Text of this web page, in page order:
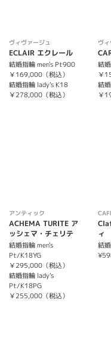
ヴィヴァージュ
ECLAIR エクレール
結婚指輪 men's Pt900
￥169,000（税込）
結婚指輪 lady's K18
￥278,000（税込）
ヴ
結
￥
結
￥
アンティック
ACHEMA TURITE ア
ッシェマ・チェリテ
結婚指輪 men's
Pt/K18YG
￥295,000（税込）
結婚指輪 lady's
Pt/K18PG
￥255,000（税込）
ィ
結